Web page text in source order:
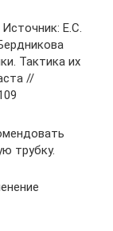
Е.С.
Тактика их
//
трубку.